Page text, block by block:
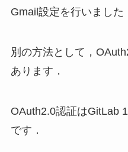
Gmail設定を行いました
別の方法として，
あります．
OAuth2.0認証はGitLab
です．